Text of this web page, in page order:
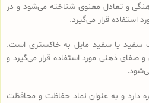
و تعادل معنوی شناخته می‌شود و در
استفاده قرار می‌گیرد.
یا سفید مایل به خاکستری است.
صفای ذهنی مورد استفاده قرار می‌گیرد و
دارد و به عنوان نماد حفاظت و محافظت